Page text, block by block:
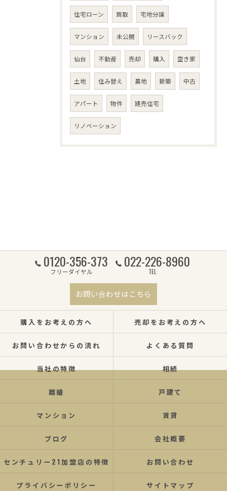
住宅ローン 買取 宅地分譲
マンション 未公開 リースバック
仙台 不動産 売却 購入 空き家
土地 住み替え 農地 新築 中古
アパート 物件 建売住宅
リノベーション
0120-356-373
フリーダイヤル
022-226-8960
TEL
お問い合わせはこちら
購入をお考えの方へ 売却をお考えの方へ
お問い合わせからの流れ よくある質問
当社の特徴 相続
離婚 戸建て
マンション 賃貸
ブログ 会社概要
センチュリー21加盟店の特徴 お問い合わせ
プライバシーポリシー サイトマップ